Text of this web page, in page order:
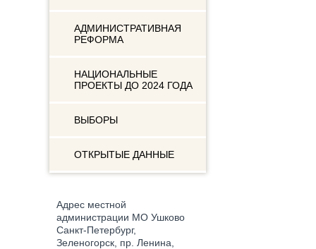
АДМИНИСТРАТИВНАЯ
РЕФОРМА
НАЦИОНАЛЬНЫЕ
ПРОЕКТЫ ДО 2024 ГОДА
ВЫБОРЫ
ОТКРЫТЫЕ ДАННЫЕ
Адрес местной
администрации МО Ушково
Санкт-Петербург,
Зеленогорск, пр. Ленина,